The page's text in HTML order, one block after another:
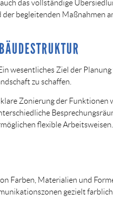
das vollständige
begleitenden Maßnahmen
wesentliches Ziel der Planung
zu schaffen.
Zonierung der Funktionen
flexible Arbeitsweisen.
Farben, Materialien und
gezielt